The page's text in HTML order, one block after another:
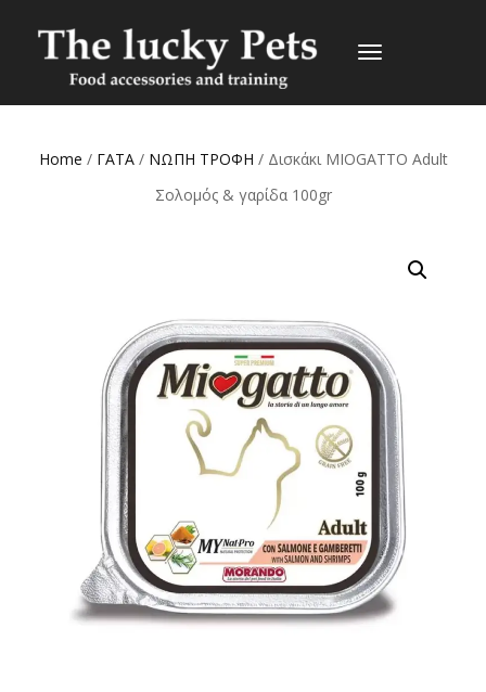
TOGGLE
Home / ΓΑΤΑ/ ΝΩΠΗ ΤΡΟΦΗ / Δισκάκι MIOGATTO Adult
Σολομός & γαρίδα 100gr